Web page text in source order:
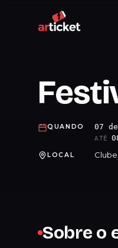
QUANDO 07
ATÉ
LOCAL
Sobre o